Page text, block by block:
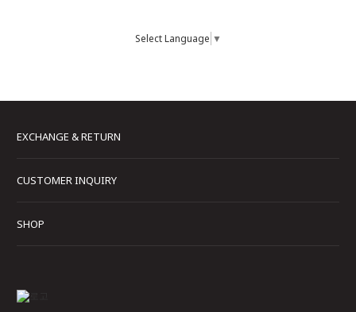
Select Language ▼
EXCHANGE & RETURN
CUSTOMER INQUIRY
SHOP